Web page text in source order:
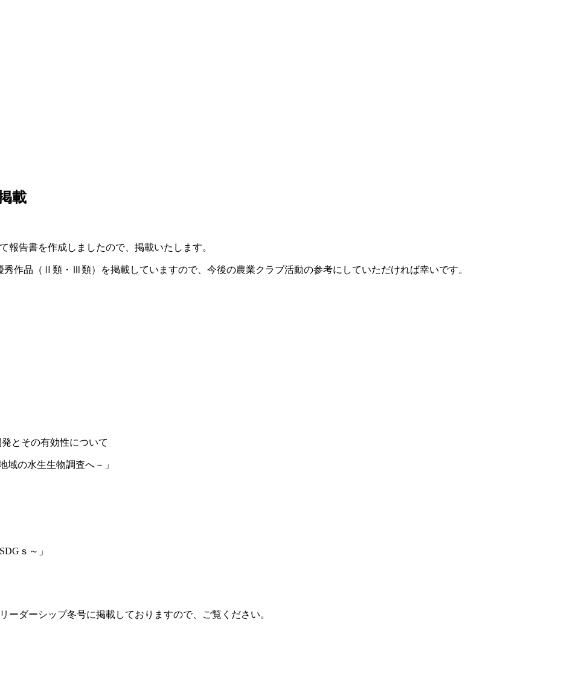
載
報告書を作成しましたので、掲載いたします。
作品（Ⅱ類・Ⅲ類）を掲載していますので、今後の農業クラブ活動の参考にしていただければ幸いです。
とその有効性について
域の水生生物調査へ－」
SDG ｓ～」
ーダーシップ冬号に掲載しておりますので、ご覧ください。